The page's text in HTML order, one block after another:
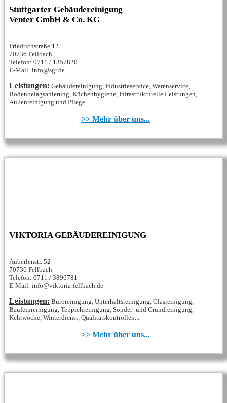
Stuttgarter Gebäudereinigung
Venter GmbH & Co. KG
Friedrichstraße 12
70736 Fellbach
Telefon: 0711 / 1357820
E-Mail: info@sgr.de
Leistungen: Gebäudereinigung, Industrieservice, Warenservice,
Bodenbelagsanierung, Küchenhygiene, Infrastrukturelle Leistungen,
Außenreinigung und Pflege...
>> Mehr über uns...
VIKTORIA GEBÄUDEREINIGUNG
Auberlenstr. 52
70736 Fellbach
Telefon: 0711 / 3896781
E-Mail: info@viktoria-fellbach.de
Leistungen: Büroreinigung, Unterhaltsreinigung, Glasreinigung,
Baufeinreinigung, Teppichreinigung, Sonder- und Grundreinigung,
Kehrwoche, Winterdienst, Qualitätskontrollen...
>> Mehr über uns...